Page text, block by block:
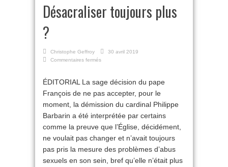
Désacraliser toujours plus
?
Christophe Geffroy
30 avril 2019
Commentaires fermés
plus
?
ÉDITORIAL La sage décision du pape
François de ne pas accepter, pour le
moment, la démission du cardinal Philippe
Barbarin a été interprétée par certains
comme la preuve que l’Église, décidément,
ne voulait pas changer et n’avait toujours
pas pris la mesure des problèmes d’abus
sexuels en son sein, bref qu’elle n’était plus